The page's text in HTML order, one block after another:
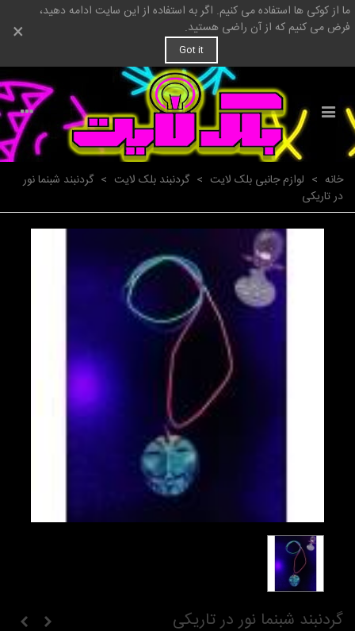
ما از کوکی ها استفاده می کنیم. اگر به استفاده از این سایت ادامه دهید،
فرض می کنیم که از آن راضی هستید.
Got it
×
خانه > لوازم جانبی بلک لایت > گردنبند بلک لایت > گردنبند شبنما نور
در تاریکی
گردنبند شبنما نور در تاریکی